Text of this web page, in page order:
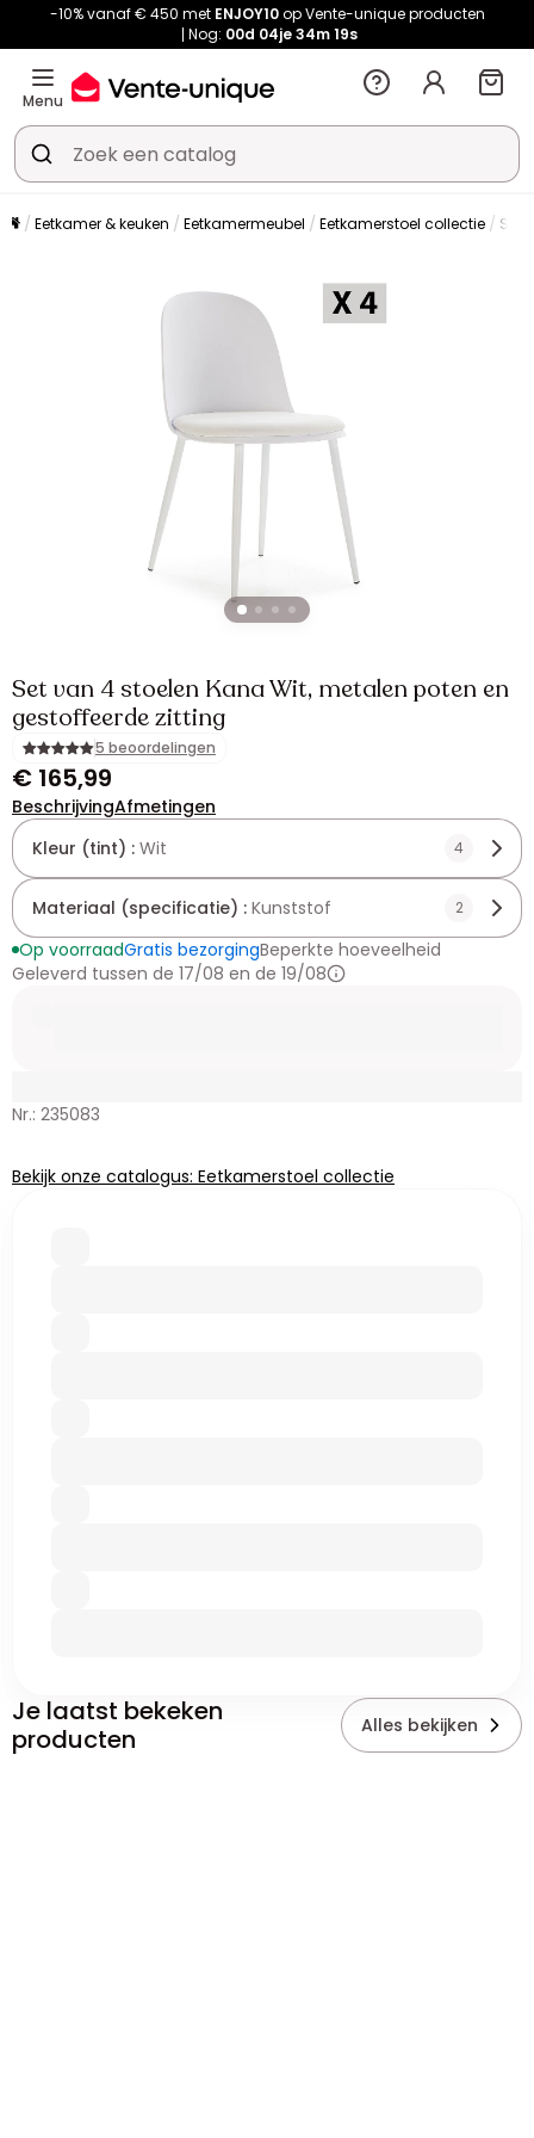
-10% vanaf € 450 met ENJOY10op Vente-unique producten
Nog: 00d 04je 34m 19s
Menu
Eetkamer & keuken Eetkamermeubel Eetkamerstoel collectie Stoel
Set van 4 stoelen Kana Wit, metalen poten en
gestoffeerde zitting
5 beoordelingen
€ 165,99
BeschrijvingAfmetingen
Kleur (tint) : Wit 4
Materiaal (specificatie) : Kunststof 2
Op voorraadGratis bezorgingBeperkte hoeveelheid
Geleverd tussen de 17/08 en de 19/08
Nr.: 235083
Bekijk onze catalogus: Eetkamerstoel collectie
Je laatst bekeken
producten
Alles bekijken